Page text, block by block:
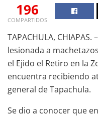
196
COMPARTIDOS
TAPACHULA,
lesionada a
el Ejido el Retiro en la
encuentra recibiendo
general de Tapachula.
Se dio a conocer que